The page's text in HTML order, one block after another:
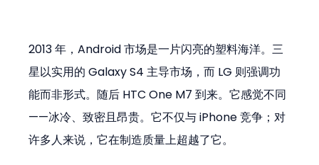
2013 年，Android 市场是一片闪亮的塑料海洋。三
星以实用的 Galaxy S4 主导市场，而 LG 则强调功
能而非形式。随后 HTC One M7 到来。它感觉不同
——冰冷、致密且昂贵。它不仅与 iPhone 竞争；对
许多人来说，它在制造质量上超越了它。